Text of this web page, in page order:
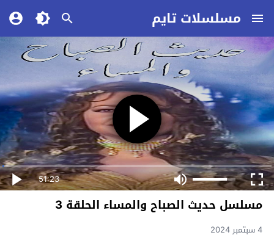
مسلسلات تايم
51:23
مسلسل حديث الصباح والمساء الحلقة 3
4 سبتمبر 2024